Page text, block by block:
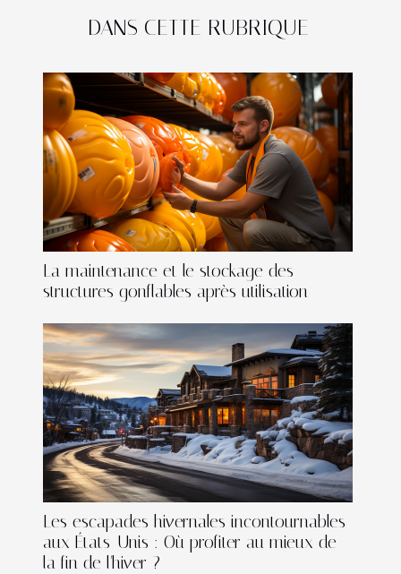
DANS CETTE RUBRIQUE
La maintenance et le stockage des
structures gonflables après utilisation
Les escapades hivernales incontournables
aux États-Unis : Où profiter au mieux de
la fin de l'hiver ?